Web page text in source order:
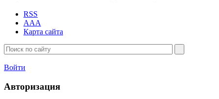
RSS
AAA
Карта сайта
Войти
Авторизация